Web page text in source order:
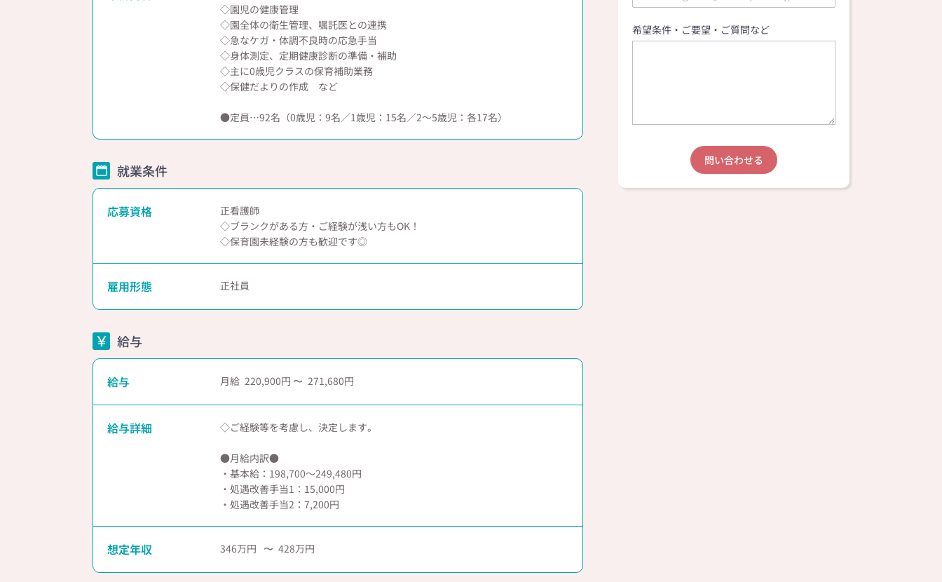
◇園児の健康管理
◇園全体の衛生管理、嘱託医との連携
◇急なケガ・体調不良時の応急手当
◇身体測定、定期健康診断の準備・補助
◇主に0歳児クラスの保育補助業務
◇保健だよりの作成 など
●定員…92名（0歳児：9名／1歳児：15名／2～5歳児：各17名）
就業条件
応募資格
正看護師
◇ブランクがある方・ご経験が浅い方もOK！
◇保育園未経験の方も歓迎です◎
雇用形態 正社員
給与
給与 月給 220,900 271,680
給与詳細 ◇ご経験等を考慮し、決定します。
●月給内訳●
・基本給：198,700～249,480円
・処遇改善手当1：15,000円
・処遇改善手当2：7,200円
想定年収 346 428
希望条件・ご要望・ご質問など
問い合わせる